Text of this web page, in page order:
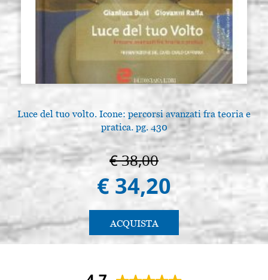
Luce del tuo volto. Icone: percorsi avanzati fra teoria e
pratica. pg. 430
€ 38,00
€ 34,20
ACQUISTA